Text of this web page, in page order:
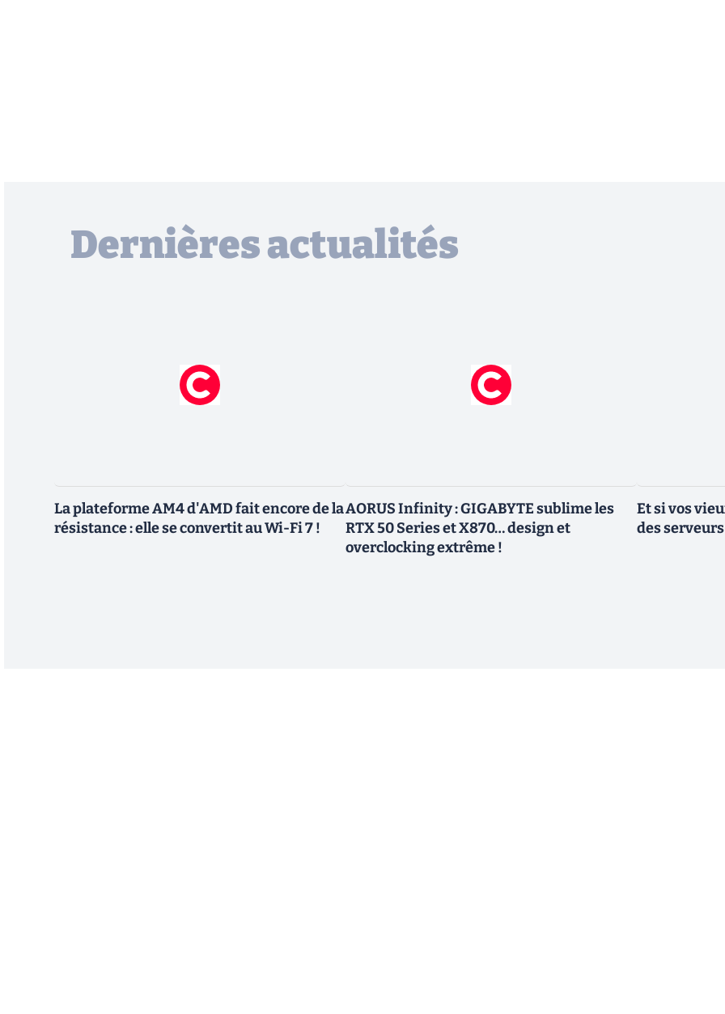
Dernières actualités
La plateforme AM4 d'AMD fait encore de la
résistance : elle se convertit au Wi-Fi 7 !
AORUS Infinity : GIGABYTE sublime les
RTX 50 Series et X870… design et
overclocking extrême !
Et si vos
des